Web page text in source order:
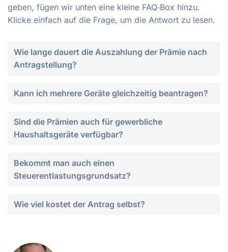
geben, fügen wir unten eine kleine FAQ‑Box hinzu.
Klicke einfach auf die Frage, um die Antwort zu lesen.
Wie lange dauert die Auszahlung der Prämie nach
Antragstellung?
Kann ich mehrere Geräte gleichzeitig beantragen?
Sind die Prämien auch für gewerbliche
Haushaltsgeräte verfügbar?
Bekommt man auch einen
Steuerentlastungsgrundsatz?
Wie viel kostet der Antrag selbst?